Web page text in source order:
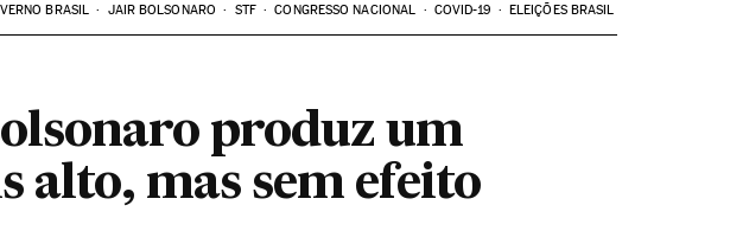
BRASIL JAIR BOLSONARO STF CONGRESSO NACIONAL COVID-19 ELEIÇÕES BRASIL
produz um
alto, mas sem efeito